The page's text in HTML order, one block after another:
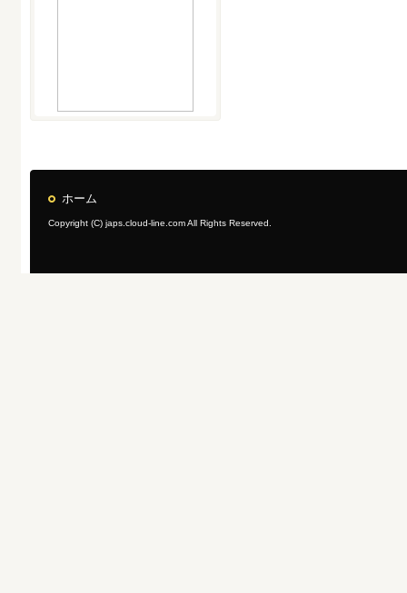
ホーム
Copyright (C) japs.cloud-line.com All Rights Reserved.